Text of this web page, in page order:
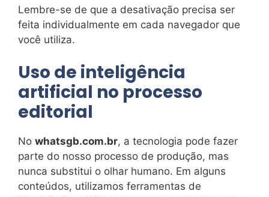
Lembre-se de que a desativação precisa ser
feita individualmente em cada navegador que
você utiliza.
Uso de inteligência
artificial no processo
editorial
No whatsgb.com.br, a tecnologia pode fazer
parte do nosso processo de produção, mas
nunca substitui o olhar humano. Em alguns
conteúdos, utilizamos ferramentas de